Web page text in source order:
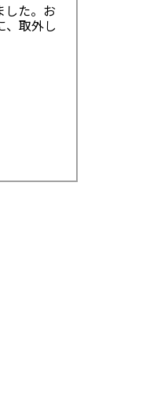
した。お
、取外し